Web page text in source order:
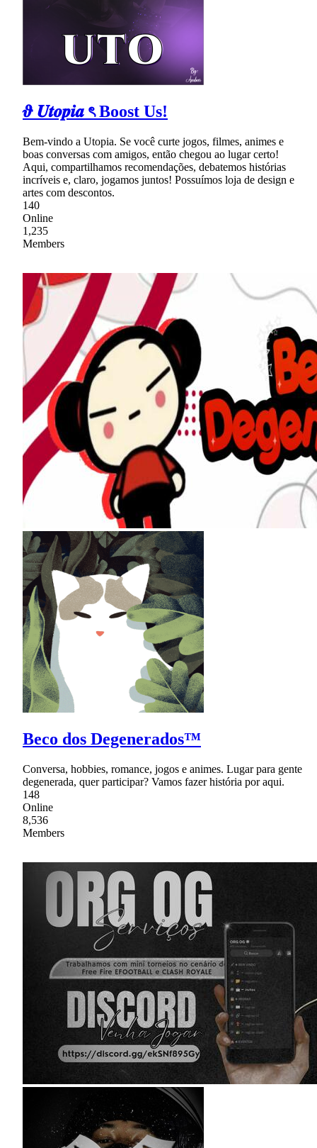
𝝑 𝑼𝒕𝒐𝒑𝒊𝒂 ৎ Boost Us!
Bem-vindo a Utopia. Se você curte jogos, filmes, animes e
boas conversas com amigos, então chegou ao lugar certo!
Aqui, compartilhamos recomendações, debatemos histórias
incríveis e, claro, jogamos juntos! Possuímos loja de design e
artes com descontos.
140
Online
1,235
Members
Beco dos Degenerados™
Conversa, hobbies, romance, jogos e animes. Lugar para gente
degenerada, quer participar? Vamos fazer história por aqui.
148
Online
8,536
Members